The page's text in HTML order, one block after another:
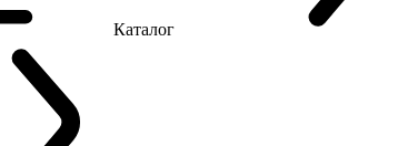
Каталог